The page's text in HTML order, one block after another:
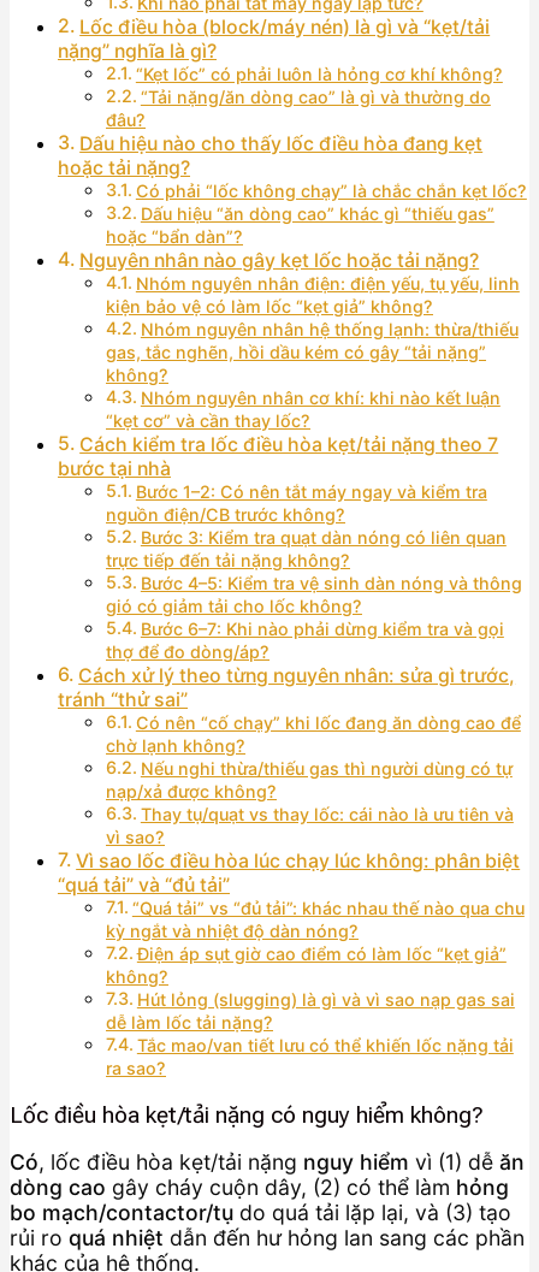
Lốc điều hòa (block/máy nén) là gì và “kẹt/tải
nặng” nghĩa là gì?
“Kẹt lốc” có phải luôn là hỏng cơ khí không?
“Tải nặng/ăn dòng cao” là gì và thường do
đâu?
Dấu hiệu nào cho thấy lốc điều hòa đang kẹt
hoặc tải nặng?
Có phải “lốc không chạy” là chắc chắn kẹt lốc?
Dấu hiệu “ăn dòng cao” khác gì “thiếu gas”
hoặc “bẩn dàn”?
Nguyên nhân nào gây kẹt lốc hoặc tải nặng?
Nhóm nguyên nhân điện: điện yếu, tụ yếu, linh
kiện bảo vệ có làm lốc “kẹt giả” không?
Nhóm nguyên nhân hệ thống lạnh: thừa/thiếu
gas, tắc nghẽn, hồi dầu kém có gây “tải nặng”
không?
Nhóm nguyên nhân cơ khí: khi nào kết luận
“kẹt cơ” và cần thay lốc?
Cách kiểm tra lốc điều hòa kẹt/tải nặng theo 7
bước tại nhà
Bước 1–2: Có nên tắt máy ngay và kiểm tra
nguồn điện/CB trước không?
Bước 3: Kiểm tra quạt dàn nóng có liên quan
trực tiếp đến tải nặng không?
Bước 4–5: Kiểm tra vệ sinh dàn nóng và thông
gió có giảm tải cho lốc không?
Bước 6–7: Khi nào phải dừng kiểm tra và gọi
thợ để đo dòng/áp?
Cách xử lý theo từng nguyên nhân: sửa gì trước,
tránh “thử sai”
Có nên “cố chạy” khi lốc đang ăn dòng cao để
chờ lạnh không?
Nếu nghi thừa/thiếu gas thì người dùng có tự
nạp/xả được không?
Thay tụ/quạt vs thay lốc: cái nào là ưu tiên và
vì sao?
Vì sao lốc điều hòa lúc chạy lúc không: phân biệt
“quá tải” và “đủ tải”
“Quá tải” vs “đủ tải”: khác nhau thế nào qua chu
kỳ ngắt và nhiệt độ dàn nóng?
Điện áp sụt giờ cao điểm có làm lốc “kẹt giả”
không?
Hút lỏng (slugging) là gì và vì sao nạp gas sai
dễ làm lốc tải nặng?
Tắc mao/van tiết lưu có thể khiến lốc nặng tải
ra sao?
Lốc điều hòa kẹt/tải nặng có nguy hiểm không?
Có, lốc điều hòa kẹt/tải nặng nguy hiểm vì (1) dễ ăn
dòng cao gây cháy cuộn dây, (2) có thể làm hỏng
bo mạch/contactor/tụ do quá tải lặp lại, và (3) tạo
rủi ro quá nhiệt dẫn đến hư hỏng lan sang các phần
khác của hệ thống.